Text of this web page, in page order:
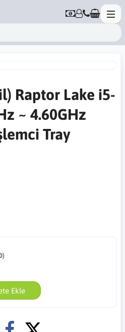
Raptor Lake i5-
~ 4.60GHz
Tray
Ekle